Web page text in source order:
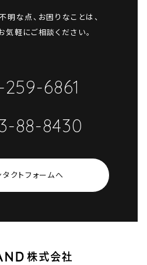
明な点、お困りなことは、
気軽にご相談ください。
259-6861
88-8430
タクトフォームへ